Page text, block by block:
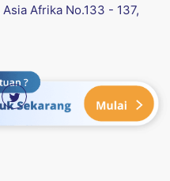
Afrika No.133 - 137,